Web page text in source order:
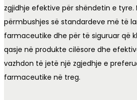
zgjidhje efektive për shëndetin e tyre.
përmbushjes së standardeve më të
farmaceutike dhe për të siguruar që
qasje në produkte cilësore dhe
vazhdon të jetë një zgjedhje e
farmaceutike në treg.